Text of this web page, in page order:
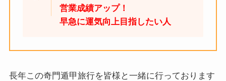
営業成績アップ！
早急に運気向上目指したい人
長年この奇門遁甲旅行を皆様と一緒に行っております